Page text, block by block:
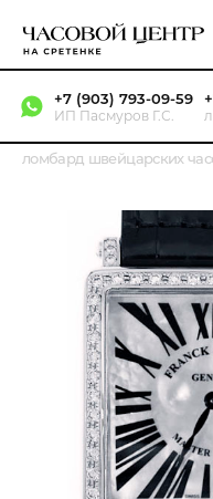
+7 (903) 793-09-59
ИП Пасмуров Г.С.
ломбард швейцарских